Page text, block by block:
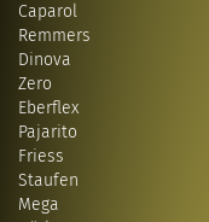
Caparol
Remmers
Dinova
Zero
Eberflex
Pajarito
Friess
Staufen
Mega